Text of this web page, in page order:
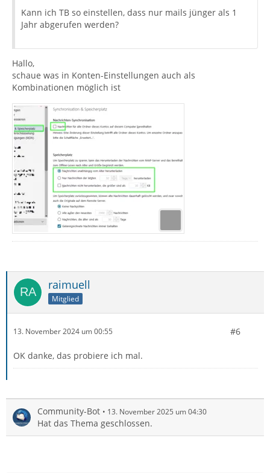
Kann ich TB so einstellen, dass nur mails jünger als 1
Jahr abgerufen werden?
Hallo,
schaue was in Konten-Einstellungen auch als
Kombinationen möglich ist
raimuell
Mitglied
13. November 2024 um 00:55 #6
OK danke, das probiere ich mal.
Community-Bot 13. November 2025 um 04:30
Hat das Thema geschlossen.